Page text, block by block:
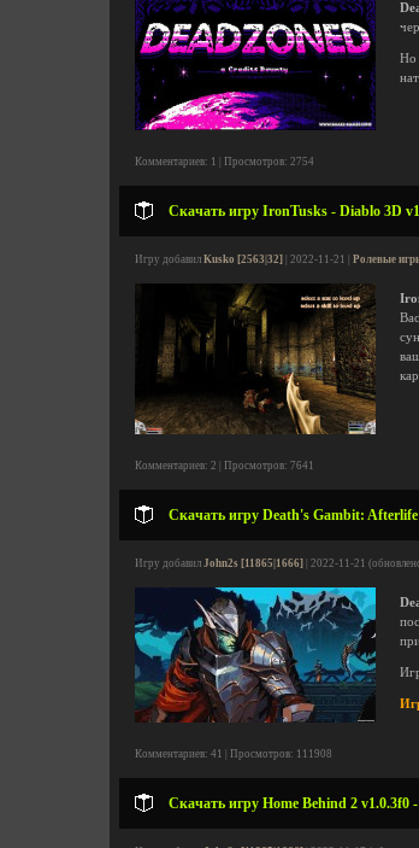
Но
Комментариев: 1 | Просмотров: 2754
Скачать игру IronTusks - Diablo 3D
Игру добавил Kusko [2563|32] | 2022-11-21 | Ролевые
Комментариев: 2 | Просмотров: 7641
Скачать игру Death's Gambit: Afterlife
Игру добавил John2s [11865|1666] | 2022-11-21
Комментариев: 41 | Просмотров: 111908
Скачать игру Home Behind 2 v1.0.3f0